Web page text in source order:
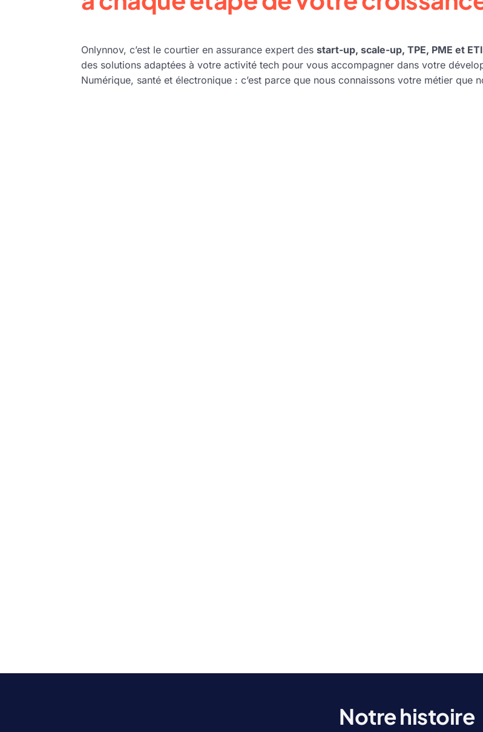
Onlynnov, c’est le courtier en assurance expert desstart-up, scale-up, TPE, PME et
des solutions adaptées à votre activité tech pour vous accompagner dans votre
Numérique, santé et électronique : c’est parce que nous connaissons votre métier que
Notre histoire